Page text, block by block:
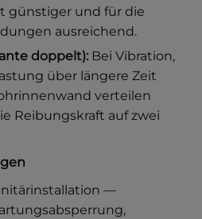
günstiger und für die
ausreichend.
doppelt): Bei Vibration,
über längere Zeit
verteilen
Reibungskraft auf zwei
—